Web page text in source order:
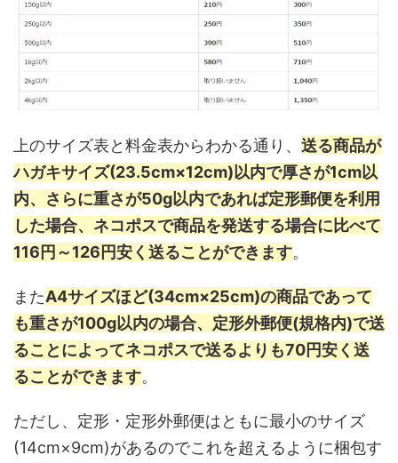
上のサイズ表と料金表からわかる通り、 送る商品が
ハガキサイズ(23.5cm×12cm)以内で厚さが1cm以
内、さらに重さが50g以内であれば定形郵便を利用
した場合、ネコポスで商品を発送する場合に比べて
116円～126円安く送ることができます。
またA4サイズほど(34cm×25cm)の商品であって
も重さが100g以内の場合、定形外郵便(規格内)で送
ることによってネコポスで送るよりも70円安く送
ることができます。
ただし、定形・定形外郵便はともに最小のサイズ
(14cm×9cm)があるのでこれを超えるように梱包す